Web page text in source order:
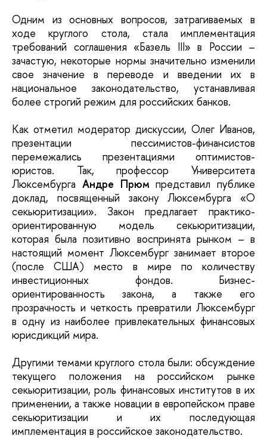
Одним из основных вопросов, затрагиваемых в
ходе круглого стола, стала имплементация
требований соглашения «Базель III» в России –
зачастую, некоторые нормы значительно изменили
свое значение в переводе и введении их в
национальное законодательство, устанавливая
более строгий режим для российских банков.
Как отметил модератор дискуссии, Олег Иванов,
презентации пессимистов-финансистов
перемежались презентациями оптимистов-
юристов. Так, профессор Университета
Люксембурга Андре Прюм представил публике
доклад, посвященный закону Люксембурга «О
секьюритизации». Закон предлагает практико-
ориентированную модель секьюритизации,
которая была позитивно воспринята рынком – в
настоящий момент Люксембург занимает второе
(после США) место в мире по количеству
инвестиционных фондов. Бизнес-
ориентированность закона, а также его
прозрачность и четкость превратили Люксембург
в одну из наиболее привлекательных финансовых
юрисдикций мира.
Другими темами круглого стола были: обсуждение
текущего положения на российском рынке
секьюритизации, роль финансовых институтов в их
применении, а также новации в европейском праве
секьюритизации и их последующая
имплементация в российское законодательство.